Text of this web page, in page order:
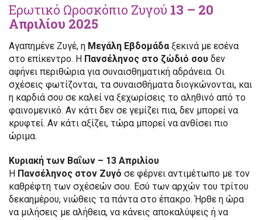
Ερωτικό Ωροσκόπιο Ζυγού 13 – 20
Απριλίου 2025
Αγαπημένε Ζυγέ, η Μεγάλη Εβδομάδαξεκινά με εσένα
στο επίκεντρο. Η Πανσέληνος στο ζώδιό σου δεν
αφήνει περιθώρια για συναισθηματική αδράνεια. Οι
σχέσεις φωτίζονται, τα συναισθήματα διογκώνονται, και
η καρδιά σου σε καλεί να ξεχωρίσεις το αληθινό από το
φαινομενικό. Αν κάτι δεν σε γεμίζει πια, δεν μπορεί να
κρυφτεί. Αν κάτι αξίζει, τώρα μπορεί να ανθίσει πιο
ώριμα.
Κυριακή των Βαΐων – 13 Απριλίου
Η Πανσέληνος στον Ζυγό σε φέρνει αντιμέτωπο με τον
καθρέφτη των σχέσεών σου. Εσύ των αρχών του τρίτου
δεκαημέρου, νιώθεις τα πάντα στο έπακρο. Ήρθε η ώρα
να μιλήσεις με αλήθεια, να κάνεις αποκαλύψεις ή να